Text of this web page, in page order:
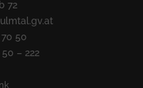
72
50
– 222